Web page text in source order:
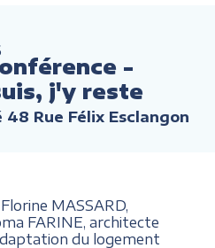
-
j'y reste
Rue Félix Esclangon
MASSARD,
FARINE, architecte
du logement